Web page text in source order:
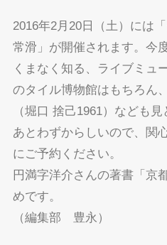
2016年2月20日（土）に
常滑」が開催されます。今
くまなく知る、ライブミュ
のタイル博物館はもちろん
（堀口 捨己1961）なども
あとわずからしいので、関
にご予約ください。
円満字洋介さんの著書「京
めです。
（編集部 豊永）